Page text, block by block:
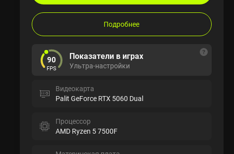
Подробнее
90
FPS
Показатели в играх
Ультра-настройки
Видеокарта
Palit GeForce RTX 5060 Dual
Процессор
AMD Ryzen 5 7500F